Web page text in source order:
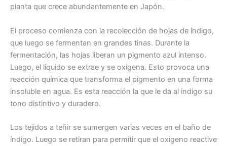
planta que crece abundantemente en Japón.
El proceso comienza con la recolección de hojas de índigo,
que luego se fermentan en grandes tinas. Durante la
fermentación, las hojas liberan un pigmento azul intenso.
Luego, el líquido se extrae y se oxigena. Esto provoca una
reacción química que transforma el pigmento en una forma
insoluble en agua. Es esta reacción la que le da al índigo su
tono distintivo y duradero.
Los tejidos a teñir se sumergen varias veces en el baño de
índigo. Luego se retiran para permitir que el oxígeno reactive